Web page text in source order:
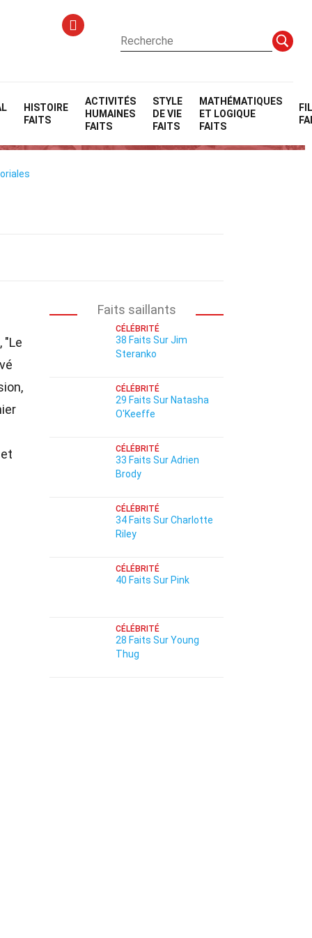
HISTOIRE
FAITS
ACTIVITÉS
HUMAINES
FAITS
STYLE
DE VIE
FAITS
MATHÉMATIQUES
ET LOGIQUE
FAITS
"Le
Faits saillants
CÉLÉBRITÉ
38 Faits Sur Jim
Steranko
CÉLÉBRITÉ
29 Faits Sur Natasha
O'Keeffe
CÉLÉBRITÉ
33 Faits Sur Adrien
Brody
CÉLÉBRITÉ
34 Faits Sur Charlotte
Riley
CÉLÉBRITÉ
40 Faits Sur Pink
CÉLÉBRITÉ
28 Faits Sur Young
Thug